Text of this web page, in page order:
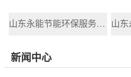
山东永能节能环保服务股份有限公司新员工入职培训
新闻中心